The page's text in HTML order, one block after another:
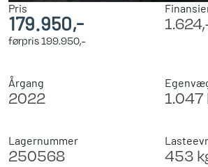
Pris
179.950,-
førpris199.950,-
Årgang
2022
Lagernummer
250568
1.047
453